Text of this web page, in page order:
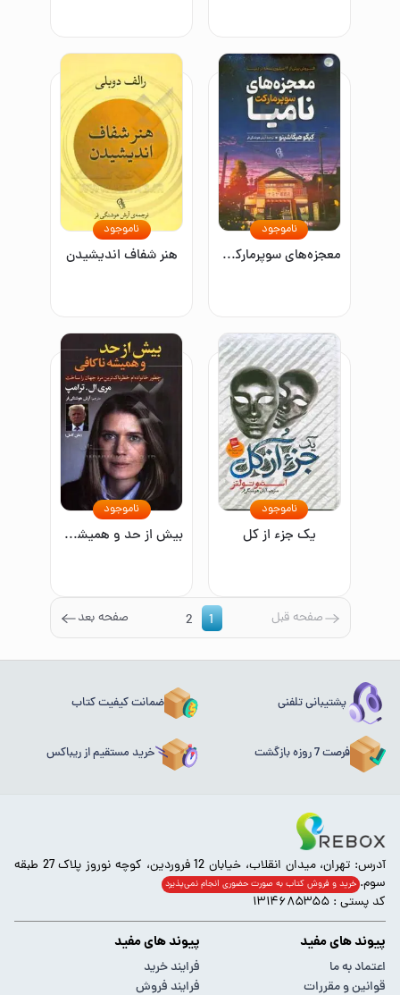
معجزه‌های سوپرمارکت نامیا
ناموجود
هنر شفاف اندیشیدن
ناموجود
یک جزء از کل
ناموجود
بیش از حد و همیشه ناکافی: چطور خانواده‌ام خطرناک‌ترین مرد جهان را ساخت
ناموجود
صفحه قبل 1
2 صفحه بعد
پشتیبانی تلفنی ضمانت کیفیت کتاب
فرصت 7 روزه بازگشت خرید مستقیم از ریباکس
آدرس: تهران، میدان انقلاب، خیابان 12 فروردین، کوچه نوروز پلاک 27 طبقه
سوم. خرید و فروش کتاب به صورت حضوری انجام‌ نمی‌پذیرد
کد پستی : ۱۳۱۴۶۸۵۳۵۵
پیوند های مفید
اعتماد به ما
قوانین و مقررات
پیوند های مفید
فرایند خرید
فرایند فروش